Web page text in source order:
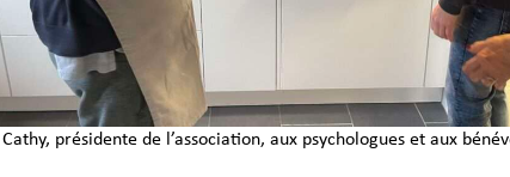
Cathy, présidente de l’association, aux psychologues et aux